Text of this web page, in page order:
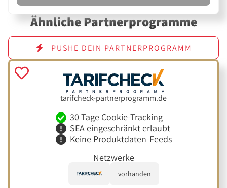
Ähnliche Partnerprogramme
PUSHE DEIN PARTNERPROGRAMM
tarifcheck-partnerprogramm.de
30 Tage Cookie-Tracking
SEA eingeschränkt erlaubt
Keine Produktdaten-Feeds
Netzwerke
vorhanden